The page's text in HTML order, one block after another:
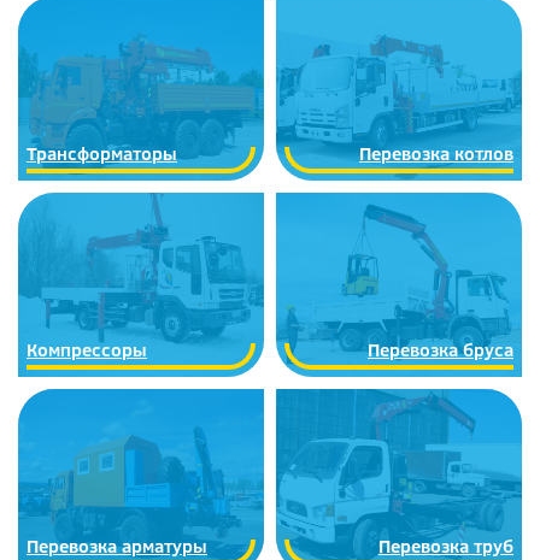
Трансформаторы Перевозка котлов
Компрессоры Перевозка бруса
Перевозка арматуры Перевозка труб